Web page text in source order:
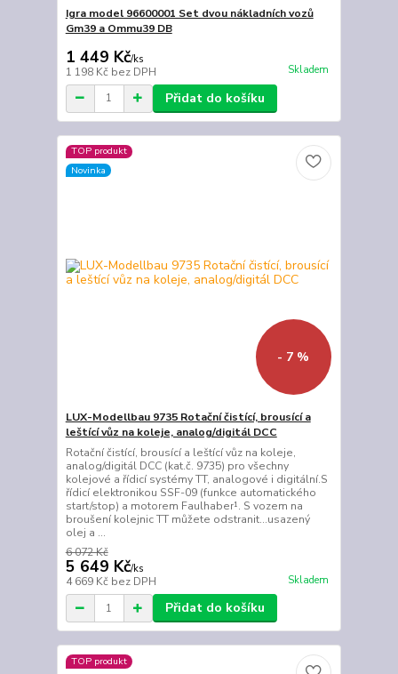
Igra model 96600001 Set dvou nákladních vozů
Gm39 a Ommu39 DB
1 449 Kč/ks
1 198 Kč bez DPH Skladem
Přidat do košíku
TOP produkt
Novinka
- 7 %
LUX-Modellbau 9735 Rotační čistící, brousící a
leštící vůz na koleje, analog/digitál DCC
Rotační čistící, brousící a leštící vůz na koleje,
analog/digitál DCC (kat.č. 9735) pro všechny
kolejové a řídicí systémy TT, analogové i digitální.S
řídicí elektronikou SSF-09 (funkce automatického
start/stop) a motorem Faulhaber¹. S vozem na
broušení kolejnic TT můžete odstranit...usazený
olej a ...
6 072 Kč
5 649 Kč/ks
4 669 Kč bez DPH Skladem
Přidat do košíku
TOP produkt